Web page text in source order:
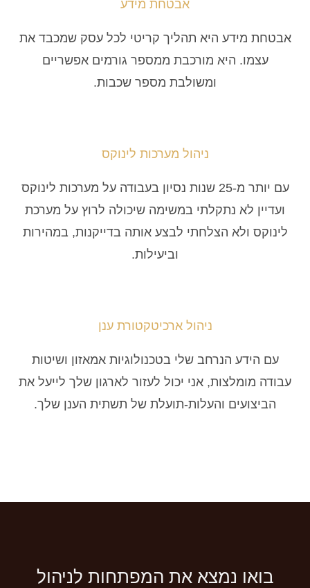
אבטחת מידע
אבטחת מידע היא תהליך קריטי לכל עסק שמכבד את
עצמו. היא מורכבת ממספר גורמים אפשריים
ומשולבת מספר שכבות.
ניהול מערכות לינוקס
עם יותר מ-25 שנות נסיון בעבודה על מערכות לינוקס
ועדיין לא נתקלתי במשימה שיכולה לרוץ על מערכת
לינוקס ולא הצלחתי לבצע אותה בדייקנות, במהירות
וביעילות.
ניהול ארכיטקטורת ענן
עם הידע הנרחב שלי בטכנולוגיות אמאזון ושיטות
עבודה מומלצות, אני יכול לעזור לארגון שלך לייעל את
הביצועים והעלות-תועלת של תשתית הענן שלך.
בואו נמצא את המפתחות לניהול